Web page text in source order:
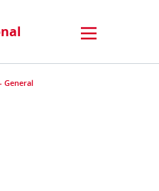
General